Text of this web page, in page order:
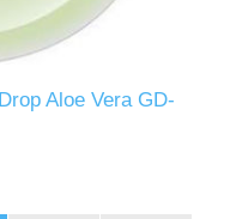
Aloe Vera GD-